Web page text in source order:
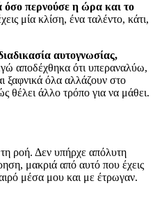
όσο περνούσε η ώρα και το
μία κλίση, ένα ταλέντο, κάτι,
αυτογνωσίας,
αποδέχθηκα ότι υπεραναλύω,
ξαφνικά όλα αλλάζουν στο
θέλει άλλο τρόπο για να μάθει.
ροή. Δεν υπήρχε απόλυτη
μακριά από αυτό που έχεις
μέσα μου και με έτρωγαν.